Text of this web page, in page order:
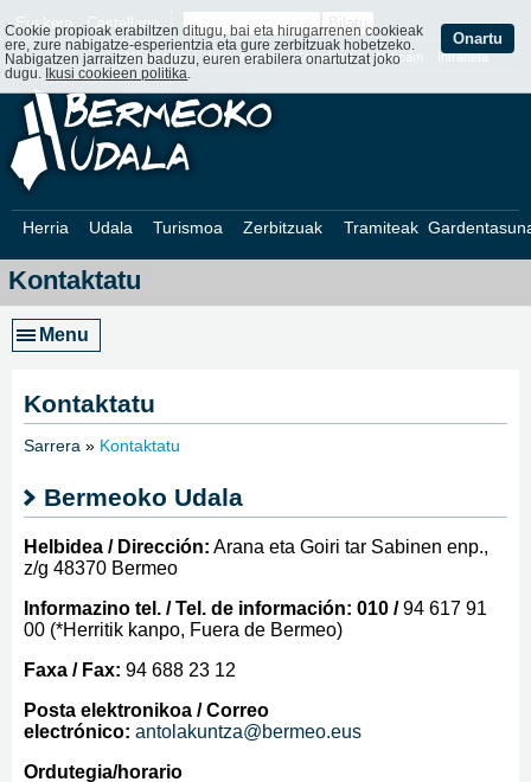
Euskera Castellano
Web Mapa Web ofizialak Kontaktatu Webcam Intraneta
Herria Udala Turismoa Zerbitzuak Tramiteak
Kontaktatu
Menu
Kontaktatu
Sarrera » Kontaktatu
Bermeoko Udala
Helbidea / Dirección: Arana eta Goiri tar Sabinen enp.,
z/g 48370 Bermeo
Informazino tel. / Tel. de información: 010 /94 617 91
00 (*Herritik kanpo, Fuera de Bermeo)
Faxa / Fax: 94 688 23 12
Posta elektronikoa / Correo
electrónico: antolakuntza@bermeo.eus
Ordutegia/horario
Onartu
Cookie propioak erabiltzen ditugu, bai eta hirugarrenen cookieak
ere, zure nabigatze-esperientzia eta gure zerbitzuak hobetzeko.
Nabigatzen jarraitzen baduzu, euren erabilera onartutzat joko
dugu.
Ikusi cookieen politika